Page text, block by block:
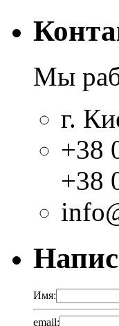
Мы
г.
+38
+38
Имя:
email: